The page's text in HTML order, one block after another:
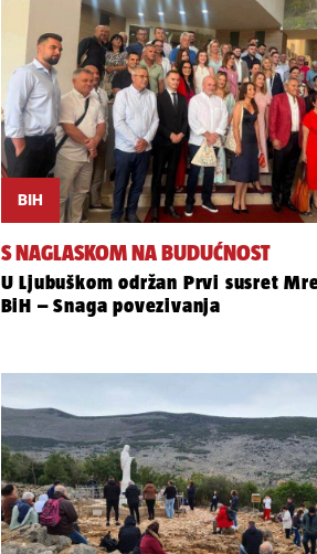
BIH
S NAGLASKOM NA BUDUĆNOST
U Ljubuškom održan Prvi susret
BiH – Snaga povezivanja